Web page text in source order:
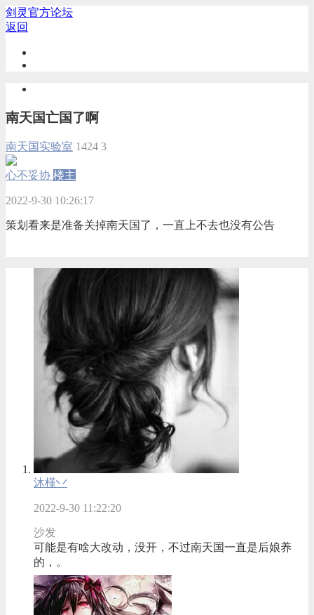
剑灵官方论坛
返回
南天国亡国了啊
南天国实验室 1424 3
心不妥协 楼主
2022-9-30 10:26:17
策划看来是准备关掉南天国了，一直上不去也没有公告
沐槿丷
2022-9-30 11:22:20
沙发
可能是有啥大改动，没开，不过南天国一直是后娘养
的，。